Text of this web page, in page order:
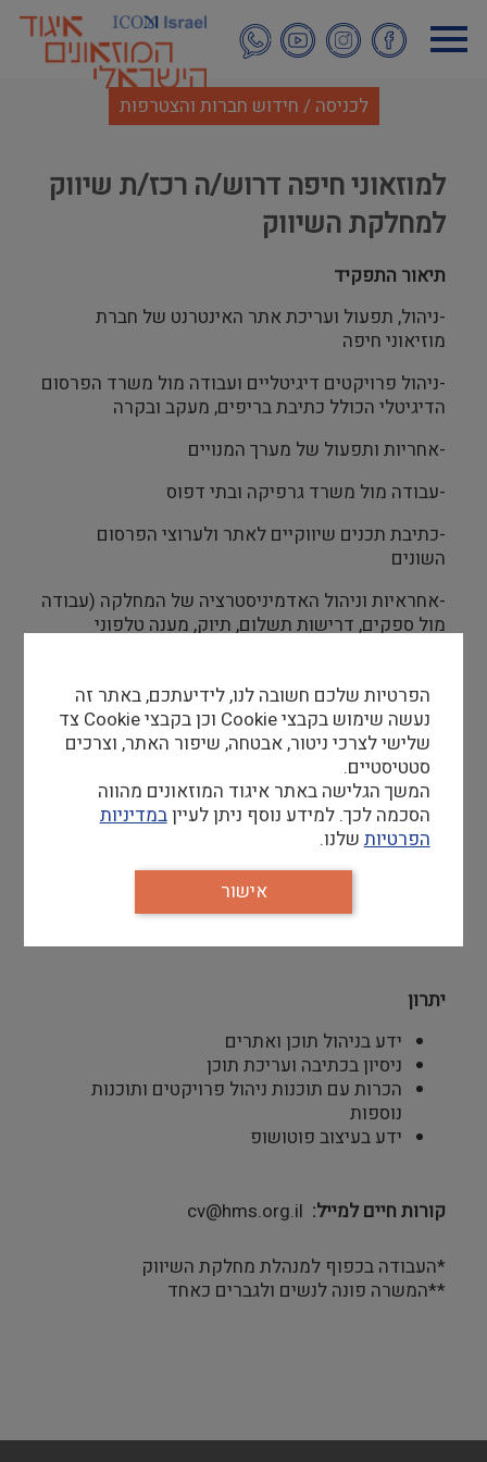
לתוכן
העיקרי
לכניסה / חידוש חברות והצטרפות
למוזאוני חיפה דרוש/ה רכז/ת שיווק
למחלקת השיווק
תיאור התפקיד
-ניהול, תפעול ועריכת אתר האינטרנט של חברת
מוזיאוני חיפה
-ניהול פרויקטים דיגיטליים ועבודה מול משרד הפרסום
הדיגיטלי הכולל כתיבת בריפים, מעקב ובקרה
-אחריות ותפעול של מערך המנויים
-עבודה מול משרד גרפיקה ובתי דפוס
-כתיבת תכנים שיווקיים לאתר ולערוצי הפרסום
השונים
-אחראיות וניהול האדמיניסטרציה של המחלקה (עבודה
מול ספקים, דרישות תשלום, תיוק, מענה טלפוני
דרישות סף
זמינות מידית
תואר ראשון- חובה
אוריינטציה טכנולוגית ולמידה עצמית
ראש גדול, יכולת עבודה תחת לחץ וריבוי משימות
תקשורת בינאישית ברמה גבוהה
יכולת עבודה בצוות
יתרון
ידע בניהול תוכן ואתרים
ניסיון בכתיבה ועריכת תוכן
הכרות עם תוכנות ניהול פרויקטים ותוכנות
נוספות
ידע בעיצוב פוטושופ
קורות חיים למייל cv@hms.org.il
*העבודה בכפוף למנהלת מחלקת השיווק
**המשרה פונה לנשים ולגברים כאחד
הפרטיות שלכם חשובה לנו, לידיעתכם, באתר זה
נעשה שימוש בקבצי Cookie וכן בקבצי Cookie צד
שלישי לצרכי ניטור, אבטחה, שיפור האתר, וצרכים
סטטיסטיים.
המשך הגלישה באתר איגוד המוזאונים מהווה
הסכמה לכך. למידע נוסף ניתן לעייןבמדיניות
הפרטיותשלנו.
אישור